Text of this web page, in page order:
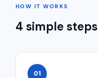
HOW IT WORKS
4 simple steps
01